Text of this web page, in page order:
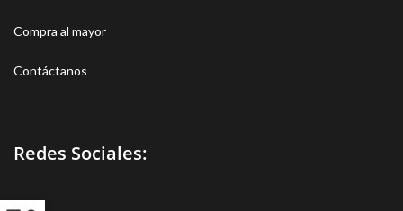
Compra al mayor
Contáctanos
Redes Sociales: